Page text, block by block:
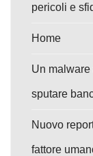
pericoli e
Home
Un
sputare
Nuovo
fattore